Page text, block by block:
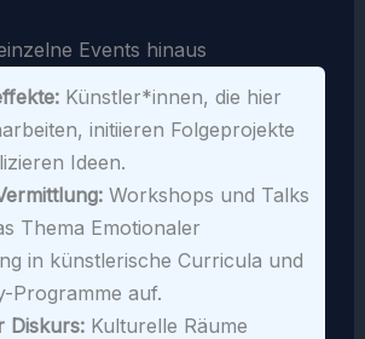
Events hinaus
Künstler*innen, die hier
initiieren Folgeprojekte
Ideen.
Workshops und Talks
Thema Emotionaler
in künstlerische Curricula und
Programme auf.
Diskurs:Kulturelle Räume